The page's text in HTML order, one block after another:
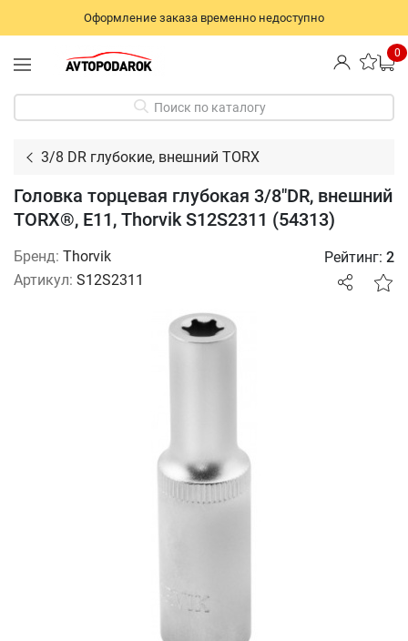
Оформление заказа временно недоступно
0
Поиск по каталогу
3/8 DR глубокие, внешний TORX
Головка торцевая глубокая 3/8"DR, внешний
TORX®, Е11, Thorvik S12S2311 (54313)
Бренд: Thorvik
Артикул: S12S2311
Рейтинг: 2